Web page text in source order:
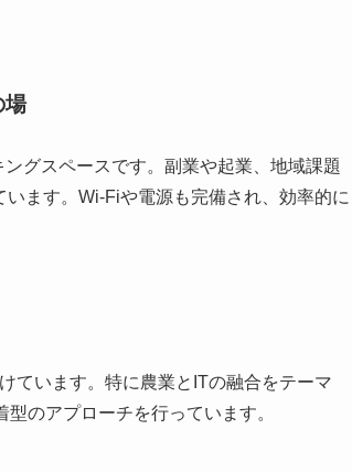
場
グスペースです。副業や起業、地域課題
ます。Wi-Fiや電源も完備され、効率的に
ています。特に農業とITの融合をテーマ
のアプローチを行っています。